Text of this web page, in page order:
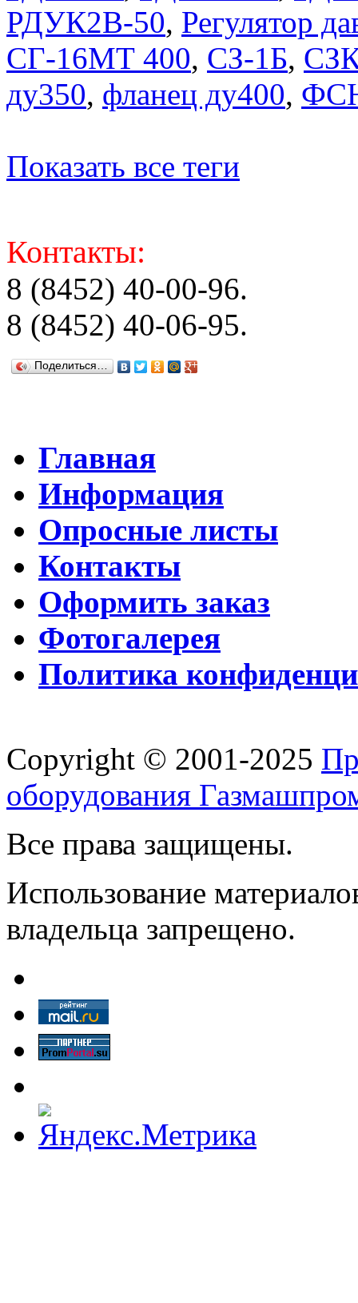
РДУК2В-50, Регулятор
СГ-16МТ 400, СЗ-1Б,
ду350, фланец ду400,
Показать все теги
Контакты:
8 (8452) 40-00-96.
8 (8452) 40-06-95.
Поделиться…
Главная
Информация
Опросные листы
Контакты
Оформить заказ
Фотогалерея
Политика
Copyright © 2001-2025
оборудования
Все права защищены.
Использование
владельца запрещено.